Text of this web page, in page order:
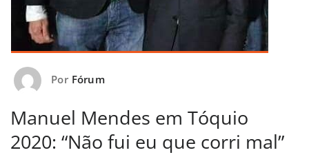
Por Fórum
Manuel Mendes em Tóquio
2020: “Não fui eu que corri mal”